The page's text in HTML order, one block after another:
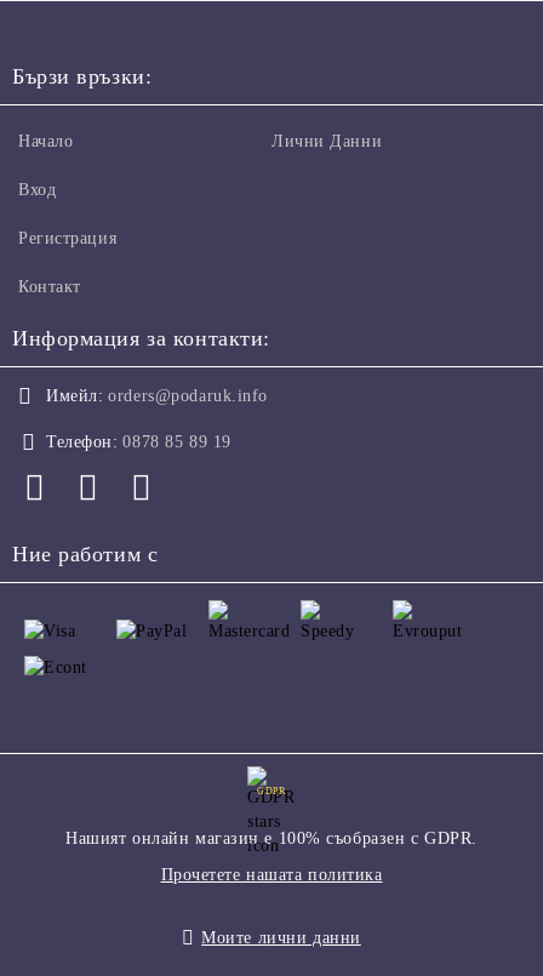
Бързи връзки:
Начало
Вход
Регистрация
Контакт
Лични Данни
Информация за контакти:
Имейл: orders@podaruk.info
Телефон: 0878 85 89 19
Ние работим с
GDPR
Нашият онлайн магазин е 100% съобразен с GDPR.
Прочетете нашата политика
Моите лични данни